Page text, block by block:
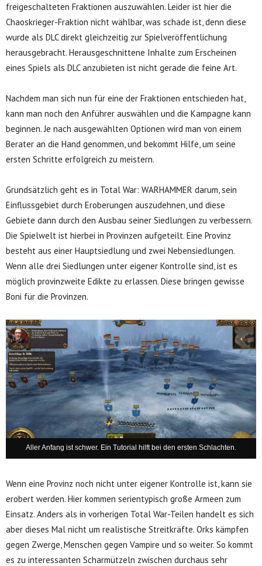
freigeschalteten Fraktionen auszuwählen. Leider ist hier die
Chaoskrieger-Fraktion nicht wählbar, was schade ist, denn diese
wurde als DLC direkt gleichzeitig zur Spielveröffentlichung
herausgebracht. Herausgeschnittene Inhalte zum Erscheinen
eines Spiels als DLC anzubieten ist nicht gerade die feine Art.
Nachdem man sich nun für eine der Fraktionen entschieden hat,
kann man noch den Anführer auswählen und die Kampagne kann
beginnen. Je nach ausgewählten Optionen wird man von einem
Berater an die Hand genommen, und bekommt Hilfe, um seine
ersten Schritte erfolgreich zu meistern.
Grundsätzlich geht es in Total War: WARHAMMER darum, sein
Einflussgebiet durch Eroberungen auszudehnen, und diese
Gebiete dann durch den Ausbau seiner Siedlungen zu verbessern.
Die Spielwelt ist hierbei in Provinzen aufgeteilt. Eine Provinz
besteht aus einer Hauptsiedlung und zwei Nebensiedlungen.
Wenn alle drei Siedlungen unter eigener Kontrolle sind, ist es
möglich provinzweite Edikte zu erlassen. Diese bringen gewisse
Boni für die Provinzen.
Aller Anfang ist schwer. Ein Tutorial hilft bei den ersten Schlachten.
Wenn eine Provinz noch nicht unter eigener Kontrolle ist, kann sie
erobert werden. Hier kommen serientypisch große Armeen zum
Einsatz. Anders als in vorherigen Total War-Teilen handelt es sich
aber dieses Mal nicht um realistische Streitkräfte. Orks kämpfen
gegen Zwerge, Menschen gegen Vampire und so weiter. So kommt
es zu interessanten Scharmützeln zwischen durchaus sehr